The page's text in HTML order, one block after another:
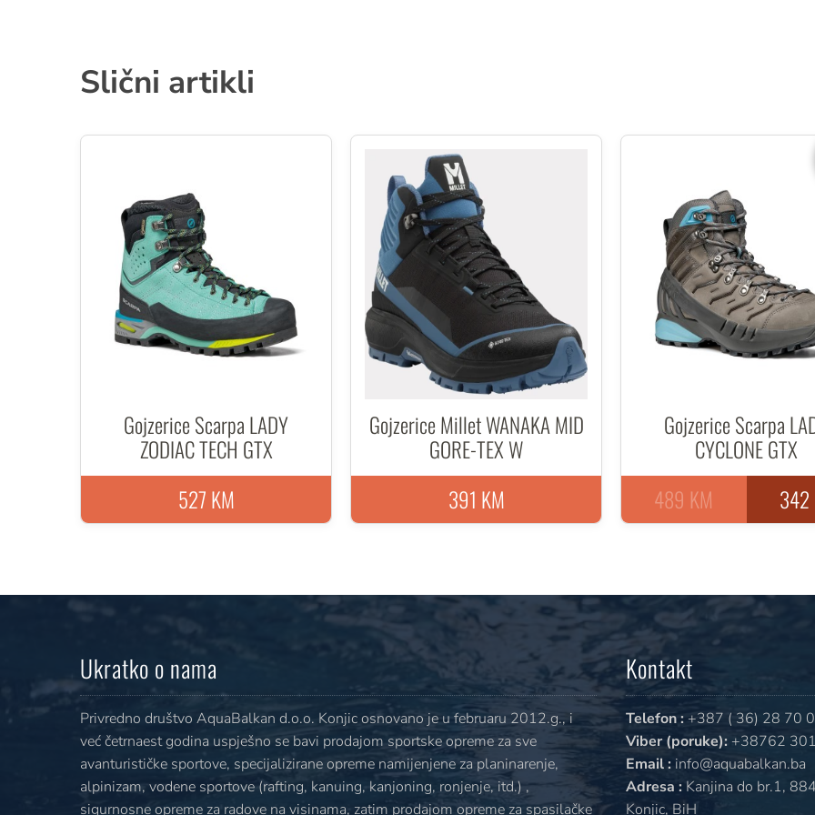
Slični artikli
Gojzerice Scarpa LADY
ZODIAC TECH GTX
527 KM
Gojzerice Millet WANAKA MID
GORE-TEX W
391 KM
Gojzerice Scarpa
CYCLONE GTX
342
489 KM
Ukratko o nama
Privredno društvo AquaBalkan d.o.o. Konjic osnovano je u februaru 2012.g., i
već četrnaest godina uspješno se bavi prodajom sportske opreme za sve
avanturističke sportove, specijalizirane opreme namijenjene za planinarenje,
alpinizam, vodene sportove (rafting, kanuing, kanjoning, ronjenje, itd.) ,
sigurnosne opreme za radove na visinama, zatim prodajom opreme za spasilačke
Kontakt
Telefon : +387 ( 36) 28 70
Viber (poruke): +38762
Email : info@aquabalkan.ba
Adresa : Kanjina do br.1,
Konjic, BiH